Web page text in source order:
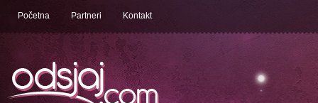
Početna Partneri Kontakt